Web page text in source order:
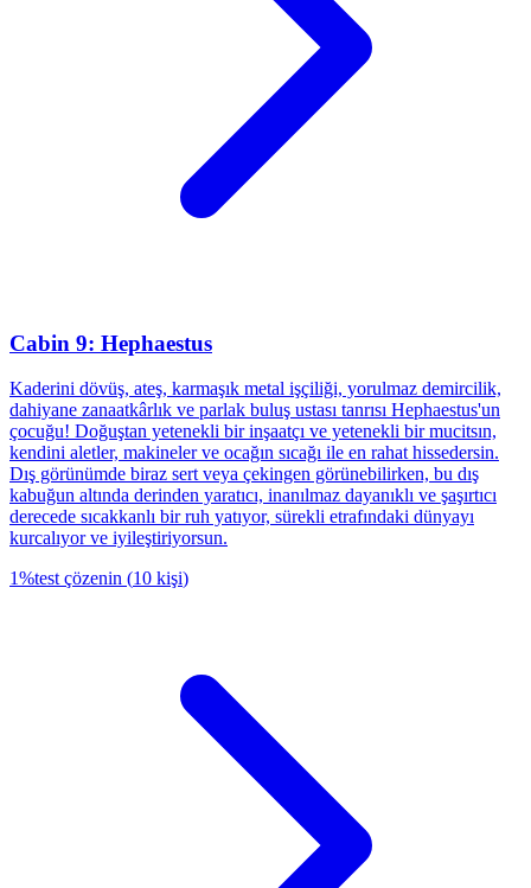
Cabin 9: Hephaestus
Kaderini dövüş, ateş, karmaşık metal işçiliği, yorulmaz demircilik,
dahiyane zanaatkârlık ve parlak buluş ustası tanrısı Hephaestus'un
çocuğu! Doğuştan yetenekli bir inşaatçı ve yetenekli bir mucitsın,
kendini aletler, makineler ve ocağın sıcağı ile en rahat hissedersin.
Dış görünümde biraz sert veya çekingen görünebilirken, bu dış
kabuğun altında derinden yaratıcı, inanılmaz dayanıklı ve şaşırtıcı
derecede sıcakkanlı bir ruh yatıyor, sürekli etrafındaki dünyayı
kurcalıyor ve iyileştiriyorsun.
1%test çözenin (10 kişi)